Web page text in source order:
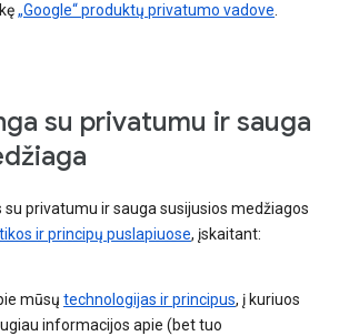
„Google“ produktų privatumo vadove.
su privatumu ir sauga
su privatumu ir sauga susijusios medžiagos
ir principų puslapiuose, įskaitant:
mūsų technologijas ir principus, į kuriuos
informacijos apie (bet tuo